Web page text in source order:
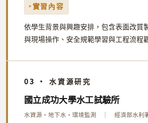
實習內容
依學生背景與興趣安排，包含表面改質
與現場操作、安全規範學習與工程流程
03 · 水資源研究
國立成功大學水工試驗所
水資源・地下水・環境監測 ｜ 經濟部水利